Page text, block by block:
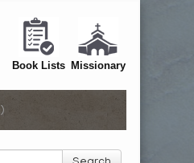
Book Lists Missionary